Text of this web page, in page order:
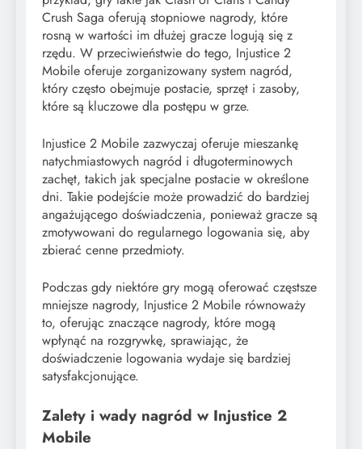
Crush Saga oferują stopniowe nagrody, które
rosną w wartości im dłużej gracze logują się z
rzędu. W przeciwieństwie do tego, Injustice 2
Mobile oferuje zorganizowany system nagród,
który często obejmuje postacie, sprzęt i zasoby,
które są kluczowe dla postępu w grze.
Injustice 2 Mobile zazwyczaj oferuje mieszankę
natychmiastowych nagród i długoterminowych
zachęt, takich jak specjalne postacie w określone
dni. Takie podejście może prowadzić do bardziej
angażującego doświadczenia, ponieważ gracze są
zmotywowani do regularnego logowania się, aby
zbierać cenne przedmioty.
Podczas gdy niektóre gry mogą oferować częstsze
mniejsze nagrody, Injustice 2 Mobile równoważy
to, oferując znaczące nagrody, które mogą
wpłynąć na rozgrywkę, sprawiając, że
doświadczenie logowania wydaje się bardziej
satysfakcjonujące.
Zalety i wady nagród w Injustice 2
Mobile